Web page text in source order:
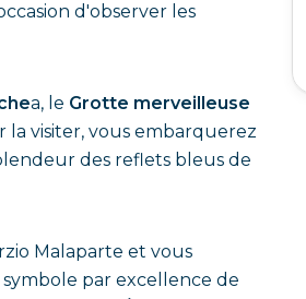
d'observer les
a, le Grotte merveilleuse
la visiter, vous embarquerez
des reflets bleus de
Malaparte et vous
symbole par excellence de